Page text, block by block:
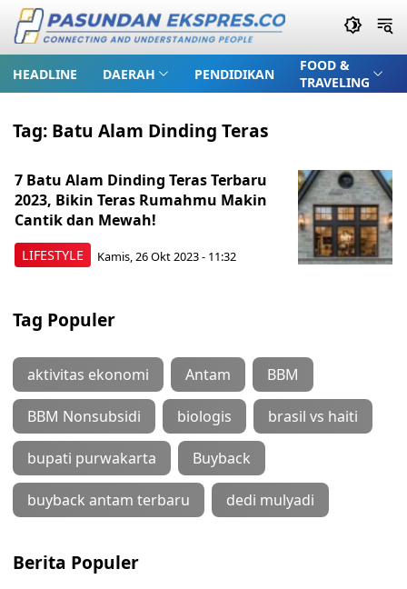
HEADLINE DAERAH PENDIDIKAN
FOOD &
TRAVELING
Tag: Batu Alam Dinding Teras
LIFESTYLE
7 Batu Alam Dinding Teras Terbaru
2023, Bikin Teras Rumahmu Makin
Cantik dan Mewah!
Kamis, 26 Okt 2023 - 11:32
Tag Populer
aktivitas ekonomi Antam BBM
BBM Nonsubsidi biologis brasil vs haiti
bupati purwakarta Buyback
buyback antam terbaru dedi mulyadi
Berita Populer